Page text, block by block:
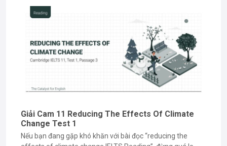
Giải Cam 11 Reducing The Effects Of Climate
Change Test 1
Nếu bạn đang gặp khó khăn với bài đọc “reducing the